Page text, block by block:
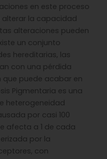
en este proceso
la capacidad
alteraciones pueden
un conjunto
hereditarias, las
con una pérdida
que puede acabar en
Pigmentaria es una
heterogeneidad
por casi 100
afecta a 1 de cada
por la
con